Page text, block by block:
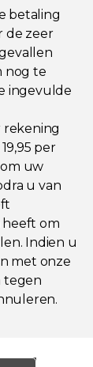
betaling
de zeer
nog te
ingevulde
per
uw
u van
heeft om
Indien u
met onze
tegen